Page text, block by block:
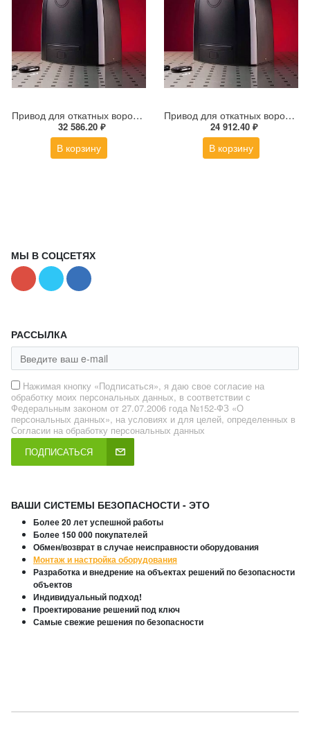
Привод для откатных ворот ALUTECH ROTEO RTО-1000MKIT
32 586.20 ₽
В корзину
Привод для откатных ворот ALUTECH ROTEO RTO-500KIT
24 912.40 ₽
В корзину
МЫ В СОЦСЕТЯХ
РАССЫЛКА
Нажимая кнопку «Подписаться», я даю свое согласие на
обработку моих персональных данных, в соответствии с
Федеральным законом от 27.07.2006 года №152-ФЗ «О
персональных данных», на условиях и для целей, определенных в
Согласии на обработку персональных данных
ПОДПИСАТЬСЯ
ВАШИ СИСТЕМЫ БЕЗОПАСНОСТИ - ЭТО
Более 20 лет успешной работы
Более 150 000 покупателей
Обмен/возврат в случае неисправности оборудования
Монтаж и настройка оборудования
Разработка и внедрение на объектах решений по безопасности
объектов
Индивидуальный подход!
Проектирование решений под ключ
Самые свежие решения по безопасности